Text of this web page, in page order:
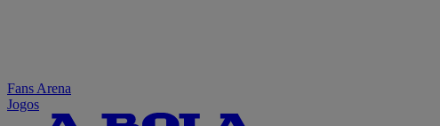
Fans Arena
Jogos